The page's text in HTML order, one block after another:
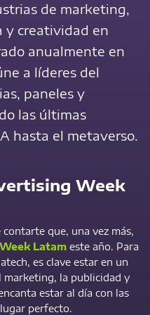
de marketing,
y creatividad en
anualmente en
a líderes del
paneles y
las últimas
hasta el metaverso.
Week
que, una vez más,
Latam este año. Para
es clave estar en un
marketing, la publicidad y
estar al día con las
perfecto.